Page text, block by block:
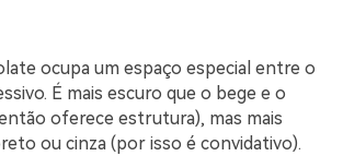
ocupa um espaço especial entre o
É mais escuro que o bege e o
oferece estrutura), mas mais
ou cinza (por isso é convidativo).